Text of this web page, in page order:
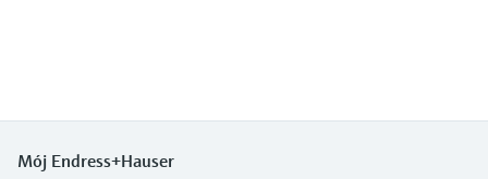
Mój Endress+Hauser